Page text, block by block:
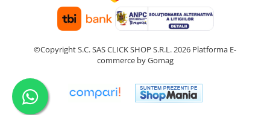
©Copyright S.C. SAS CLICK SHOP S.R.L. 2026 Platforma E-
commerce by Gomag